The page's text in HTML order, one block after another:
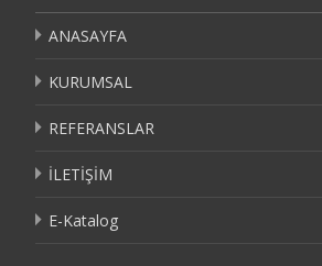
ANASAYFA
KURUMSAL
REFERANSLAR
İLETİŞİM
E-Katalog